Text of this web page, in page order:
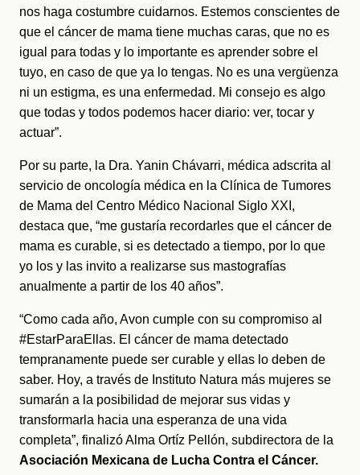
nos haga costumbre cuidarnos. Estemos conscientes de
que el cáncer de mama tiene muchas caras, que no es
igual para todas y lo importante es aprender sobre el
tuyo, en caso de que ya lo tengas. No es una vergüenza
ni un estigma, es una enfermedad. Mi consejo es algo
que todas y todos podemos hacer diario: ver, tocar y
actuar”.
Por su parte, la Dra. Yanin Chávarri, médica adscrita al
servicio de oncología médica en la Clínica de Tumores
de Mama del Centro Médico Nacional Siglo XXI,
destaca que, “me gustaría recordarles que el cáncer de
mama es curable, si es detectado a tiempo, por lo que
yo los y las invito a realizarse sus mastografías
anualmente a partir de los 40 años”.
“Como cada año, Avon cumple con su compromiso al
#EstarParaEllas. El cáncer de mama detectado
tempranamente puede ser curable y ellas lo deben de
saber. Hoy, a través de Instituto Natura más mujeres se
sumarán a la posibilidad de mejorar sus vidas y
transformarla hacia una esperanza de una vida
Asociación Mexicana de Lucha Contra el Cáncer.